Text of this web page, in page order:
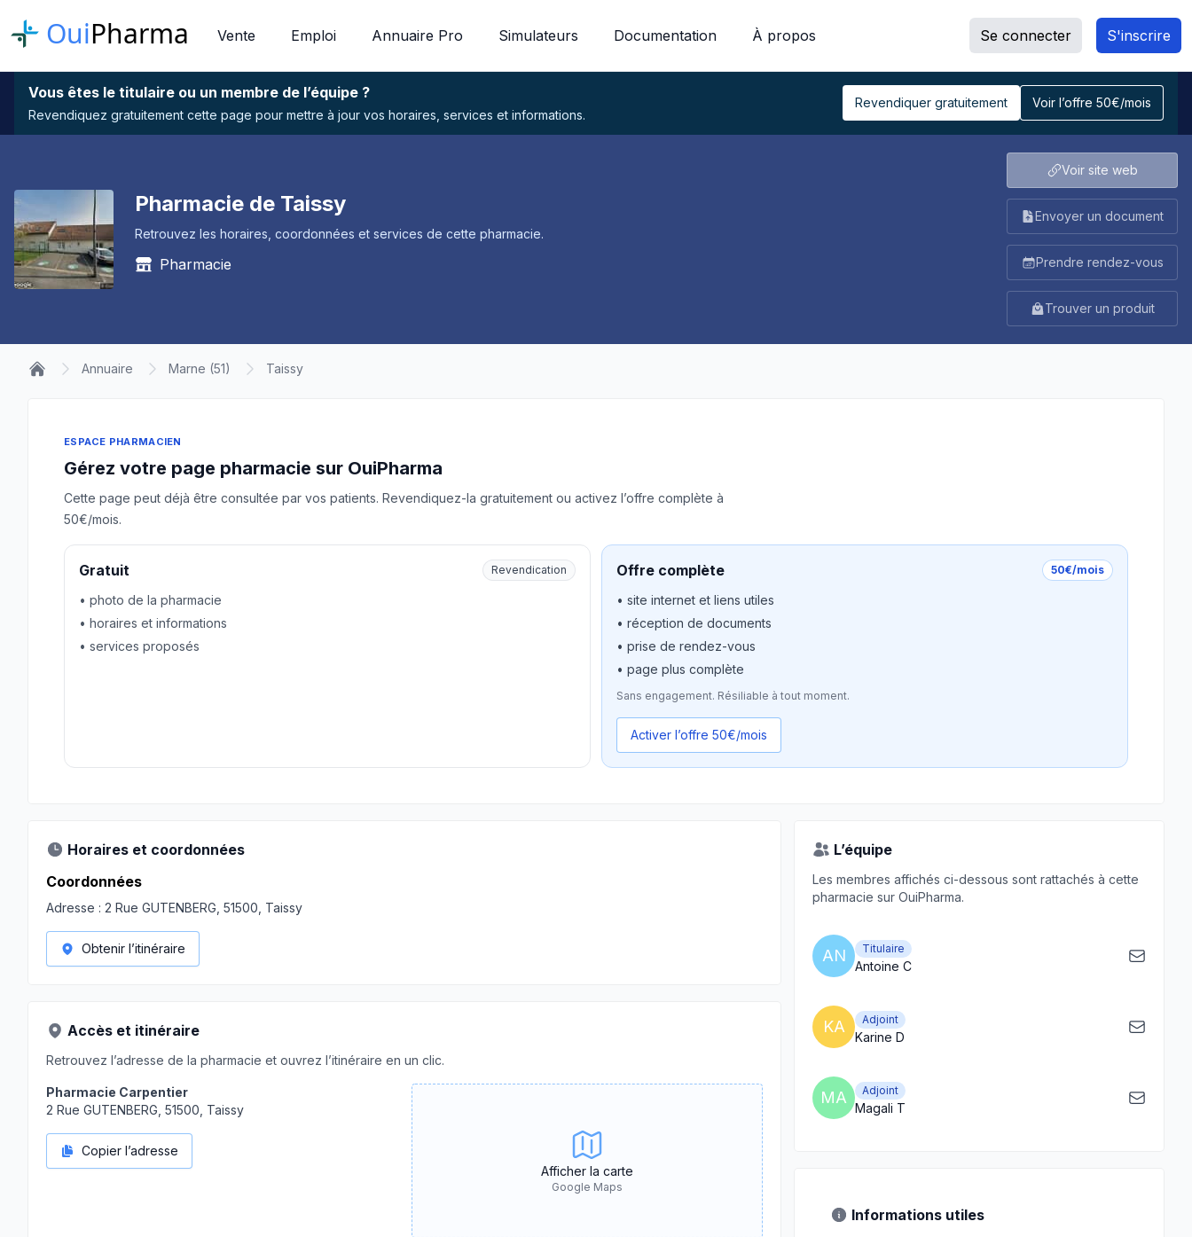
OuiPharma Vente Emploi Annuaire Pro Simulateurs Documentation À propos Se connecter S'inscrire
Vous êtes le titulaire ou un membre de l’équipe ?
Revendiquez gratuitement cette page pour mettre à jour vos horaires, services et informations.
Revendiquer gratuitement Voir l’offre 50€/mois
Pharmacie de Taissy
Retrouvez les horaires, coordonnées et services de cette pharmacie.
Pharmacie
Voir site web
Envoyer un document
Prendre rendez-vous
Trouver un produit
Annuaire Marne (51) Taissy
ESPACE PHARMACIEN
Gérez votre page pharmacie sur OuiPharma
Cette page peut déjà être consultée par vos patients. Revendiquez-la gratuitement ou activez l’offre complète à
50€/mois.
Gratuit Revendication
• photo de la pharmacie
• horaires et informations
• services proposés
Offre complète 50€/mois
• site internet et liens utiles
• réception de documents
• prise de rendez-vous
• page plus complète
Sans engagement. Résiliable à tout moment.
Activer l’offre 50€/mois
Horaires et coordonnées
Coordonnées
Adresse : 2 Rue GUTENBERG, 51500, Taissy
Obtenir l’itinéraire
Accès et itinéraire
Retrouvez l’adresse de la pharmacie et ouvrez l’itinéraire en un clic.
Pharmacie Carpentier
2 Rue GUTENBERG, 51500, Taissy
Copier l’adresse
Afficher la carte
Google Maps
L’équipe
Les membres affichés ci-dessous sont rattachés à cette
pharmacie sur OuiPharma.
AN Titulaire
Antoine C
KA Adjoint
Karine D
MA Adjoint
Magali T
Informations utiles